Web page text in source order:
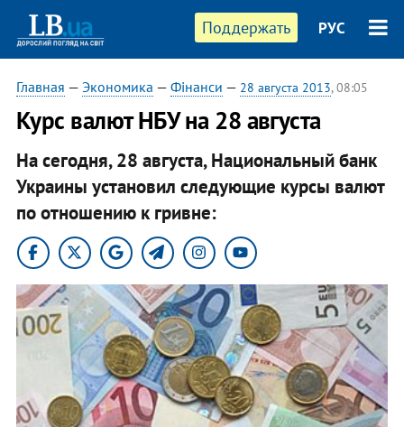
Поддержать РУС
Главная — Экономика — Фінанси — 28 августа 2013, 08:05
Курс валют НБУ на 28 августа
На сегодня, 28 августа, Национальный банк
Украины установил следующие курсы валют
по отношению к гривне: